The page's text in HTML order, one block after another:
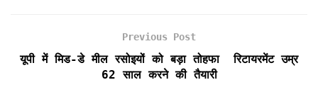
k
p
r
i
e
Previous Post
यूपी में मिड-डे मील रसोइयों को बड़ा तोहफा रिटायरमेंट उम्र
62 साल करने की तैयारी